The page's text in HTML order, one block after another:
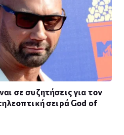
σε συζητήσεις για τον
σειρά God of